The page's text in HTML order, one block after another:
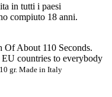
in tutti i paesi
compiuto 18 anni.
Of About 110 Seconds.
countries to everybody
gr. Made in Italy